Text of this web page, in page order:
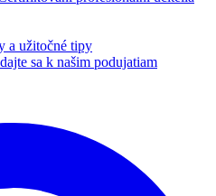
a užitočné tipy
sa k našim podujatiam